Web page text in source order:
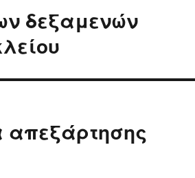
δεξαμενών
απεξάρτησης